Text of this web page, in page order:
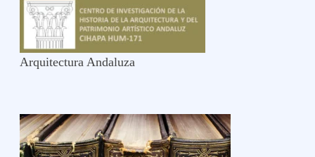
Arquitectura Andaluza